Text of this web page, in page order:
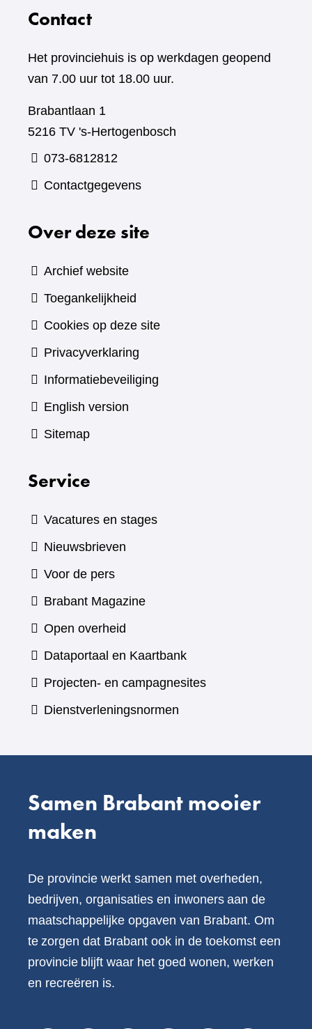
Contact
Het provinciehuis is op werkdagen geopend
van 7.00 uur tot 18.00 uur.
Brabantlaan 1
5216 TV 's-Hertogenbosch
073-6812812
Contactgegevens
Over deze site
Archief website
Toegankelijkheid
Cookies op deze site
Privacyverklaring
Informatiebeveiliging
English version
Sitemap
Service
Vacatures en stages
Nieuwsbrieven
Voor de pers
Brabant Magazine(verwijst
andere
website)
Open overheid
Dataportaal en Kaartbank(verwijst
naar
Projecten- en campagnesites
Dienstverleningsnormen
Samen Brabant mooier
maken
De provincie werkt samen met overheden,
bedrijven, organisaties en inwoners aan de
maatschappelijke opgaven van Brabant. Om
te zorgen dat Brabant ook in de toekomst een
provincie blijft waar het goed wonen, werken
en recreëren is.